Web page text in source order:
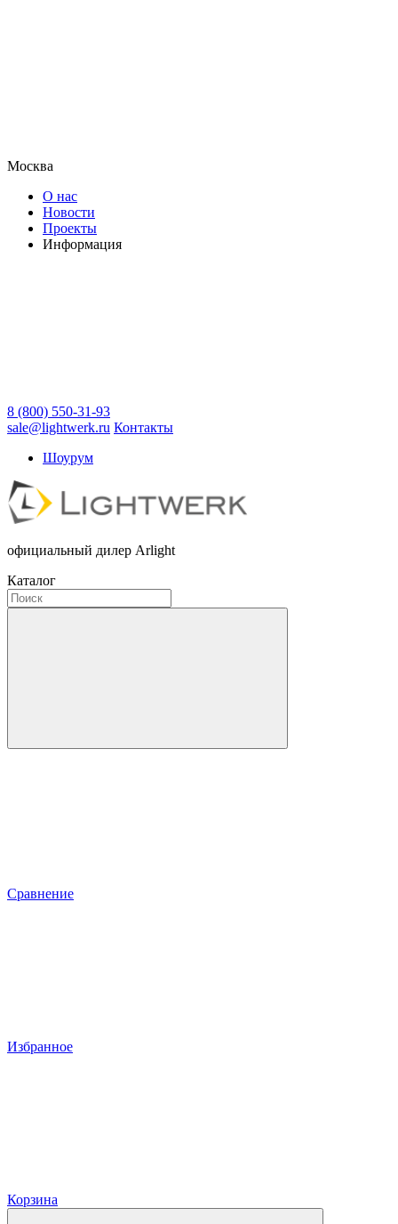
Москва
О нас
Новости
Проекты
Информация
8 (800) 550-31-93
sale@lightwerk.ru Контакты
Шоурум
официальный дилер Arlight
Каталог
Сравнение
Избранное
Корзина